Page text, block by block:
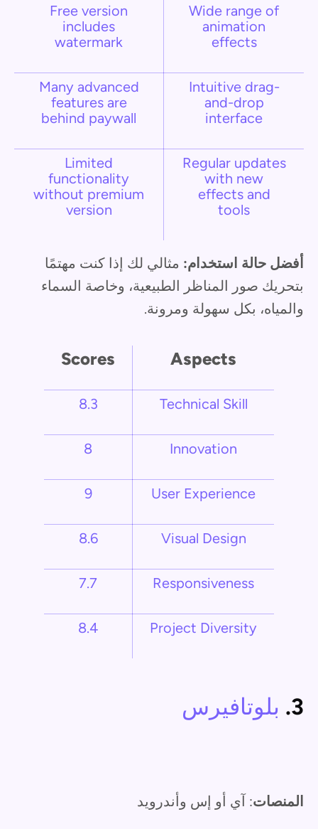
Wide range of
animation
effects
Free version
includes
watermark
Intuitive drag-
and-drop
interface
Many advanced
features are
behind paywall
Regular updates
with new
effects and
tools
Limited
functionality
without premium
version
أفضل حالة استخدام: مثالي لك إذا كنت مهتمًا
بتحريك صور المناظر الطبيعية، وخاصة السماء
والمياه، بكل سهولة ومرونة.
Aspects
Scores
Technical Skill
8.3
Innovation
8
User Experience
9
Visual Design
8.6
Responsiveness
7.7
Project Diversity
8.4
3. بلوتافيرس
المنصات: آي أو إس وأندرويد